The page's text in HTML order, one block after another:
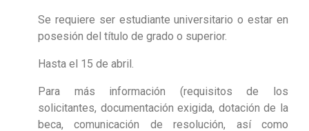
Se requiere ser estudiante universitario o estar en
posesión del título de grado o superior.
Hasta el 15 de abril.
Para más información (requisitos de los
solicitantes, documentación exigida, dotación de la
beca, comunicación de resolución, así como